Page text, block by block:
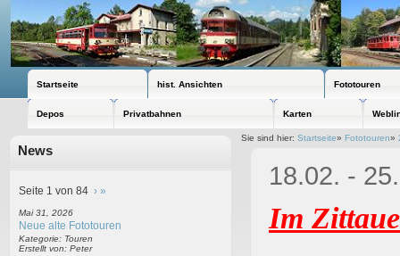
Startseite hist. Ansichten Fototouren
Depos Privatbahnen Karten
Sie sind hier:Startseite» Fototouren»
News
Seite 1 von 84 › »
Mai 31, 2026
Neue alte Fototouren
Kategorie: Touren
Erstellt von: Peter
18.02. -
Im